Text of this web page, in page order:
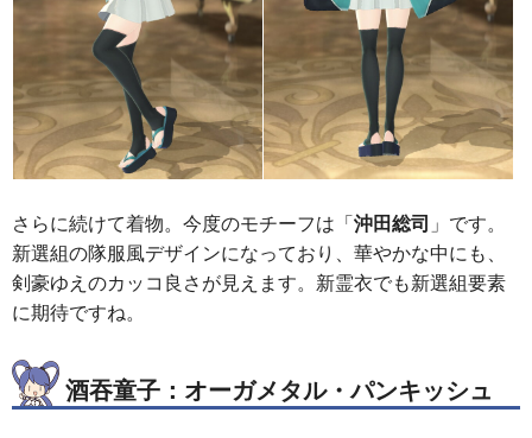
さらに続けて着物。今度のモチーフは「沖田総司 」です。
新選組の隊服風デザインになっており、華やかな中にも、
剣豪ゆえのカッコ良さが見えます。新霊衣でも新選組要素
に期待ですね。
酒吞童子：オーガメタル・パンキッシュ